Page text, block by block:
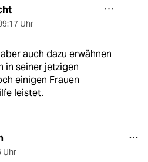
Uhr
auch dazu erwähnen
in seiner jetzigen
einigen Frauen
leistet.
Uhr